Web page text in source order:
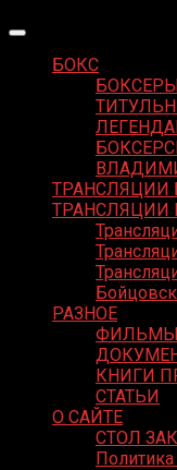
БОКС
ТРАНСЛЯЦИИ
ТРАНСЛЯЦИИ
РАЗНОЕ
ФИЛЬМЫ
КНИГИ
СТАТЬИ
О САЙТЕ
СТОЛ